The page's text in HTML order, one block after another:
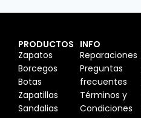
PRODUCTOS
Zapatos
Borcegos
Botas
Zapatillas
Sandalias
INFO
Reparaciones
Preguntas
frecuentes
Términos y
Condiciones